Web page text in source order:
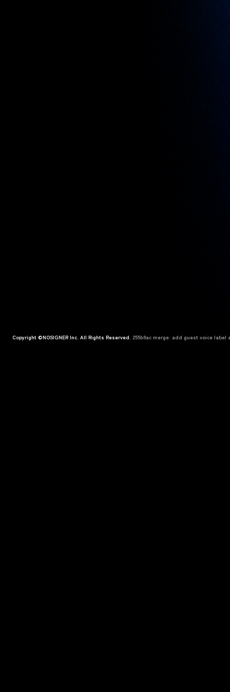
Copyright ©NOSIGNER Inc. All Rights Reserved. 255b9ac merge: add guest voice